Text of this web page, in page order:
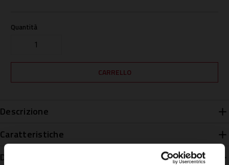
Quantità
Descrizione
Caratteristiche
Disponibilità